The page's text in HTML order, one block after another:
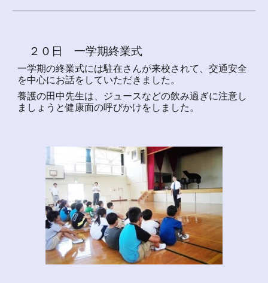
２０日 一学期終業式
一学期の終業式には駐在さんが来校されて、交通安全
を中心にお話をしていただきました。
養護の田中先生は、ジュースなどの飲み過ぎに注意し
ましょうと健康面の呼びかけをしました。